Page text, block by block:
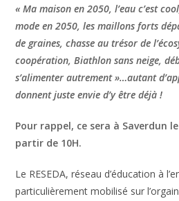
« Ma maison en 2050, l’eau c’est
mode en 2050, les maillons forts
de graines, chasse au trésor de
coopération, Biathlon sans neige,
s’alimenter autrement »…autant
donnent juste envie d’y être déjà !
Pour rappel, ce sera à Saverdun
partir de 10H.
Le RESEDA, réseau d’éducation à
particulièrement mobilisé sur